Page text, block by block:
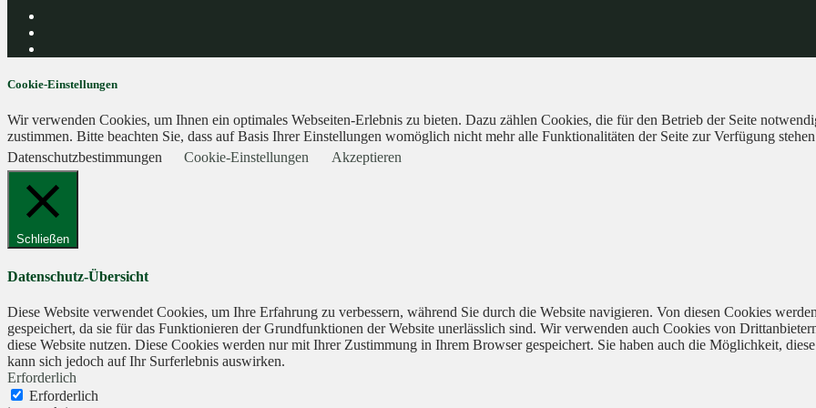
Cookie-Einstellungen
Wir verwenden Cookies, um Ihnen ein optimales Webseiten-Erlebnis zu bieten. Dazu zählen Cookies, die für den Betrieb der Seite
zustimmen. Bitte beachten Sie, dass auf Basis Ihrer Einstellungen womöglich nicht mehr alle Funktionalitäten der Seite zur Verfügung
Datenschutzbestimmungen
Cookie-Einstellungen Akzeptieren
Schließen
Datenschutz-Übersicht
Diese Website verwendet Cookies, um Ihre Erfahrung zu verbessern, während Sie durch die Website navigieren. Von diesen Cookies
gespeichert, da sie für das Funktionieren der Grundfunktionen der Website unerlässlich sind. Wir verwenden auch Cookies von
diese Website nutzen. Diese Cookies werden nur mit Ihrer Zustimmung in Ihrem Browser gespeichert. Sie haben auch die Möglichkeit,
kann sich jedoch auf Ihr Surferlebnis auswirken.
Erforderlich
Erforderlich